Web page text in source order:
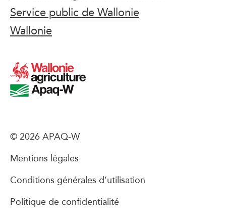
Service public de Wallonie
Wallonie
© 2026 APAQ-W
Mentions légales
Conditions générales d’utilisation
Politique de confidentialité